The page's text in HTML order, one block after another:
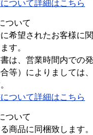
ついて詳細はこちら
ついて
希望されたお客様に
す。
は、営業時間内での
等）によりましては
ついて詳細はこちら
ついて
商品に同梱致します。